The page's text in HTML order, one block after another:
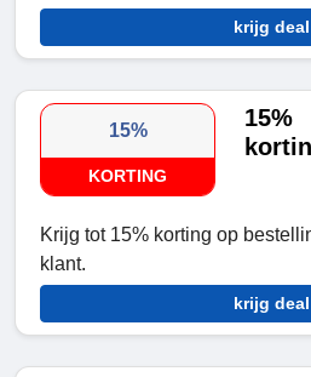
krijg deal
15%
KORTING
15%
Krijg tot 15% korting op
klant.
krijg deal